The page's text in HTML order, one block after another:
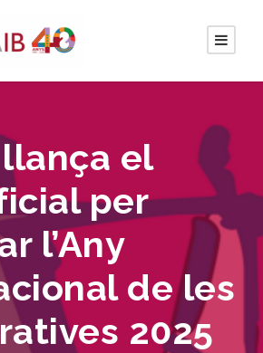
llança el
per
l’Any
de les
2025